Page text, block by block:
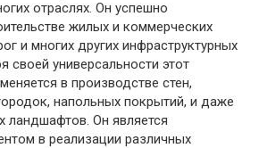
отраслях. Он успешно
жилых и коммерческих
и многих других инфраструктурных
своей универсальности этот
в производстве стен,
напольных покрытий, и даже
ландшафтов. Он является
в реализации различных